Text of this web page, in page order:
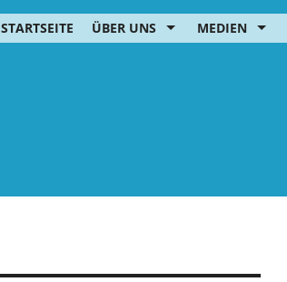
STARTSEITE ÜBER UNS MEDIEN